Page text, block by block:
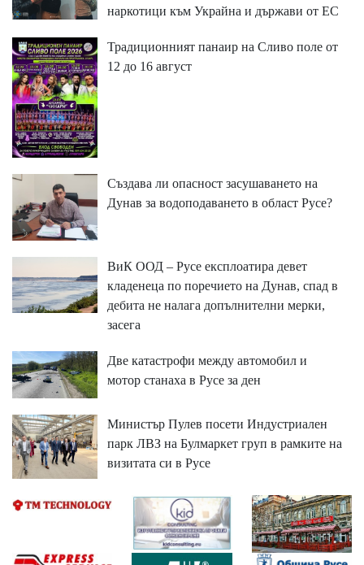
наркотици към Украйна и държави от ЕС
Традиционният панаир на Сливо поле от
12 до 16 август
Създава ли опасност засушаването на
Дунав за водоподаването в област Русе?
ВиК ООД – Русе експлоатира девет
кладенеца по поречието на Дунав, спад в
дебита не налага допълнителни мерки,
засега
Две катастрофи между автомобил и
мотор станаха в Русе за ден
Министър Пулев посети Индустриален
парк ЛВЗ на Булмаркет груп в рамките на
визитата си в Русе